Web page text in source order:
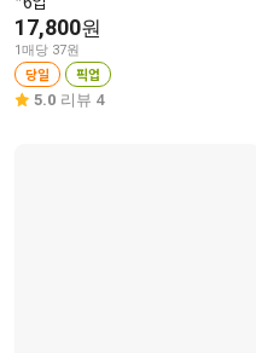
17,800원
1매당 37원
당일 픽업
5.0 리뷰 4